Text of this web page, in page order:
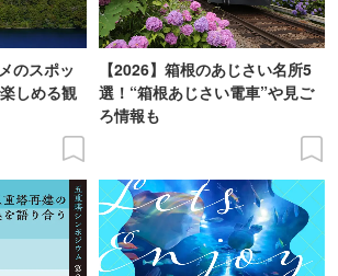
のスポッ
しめる観
【2026】箱根のあじさい名所5
選！“箱根あじさい電車”や見ご
ろ情報も